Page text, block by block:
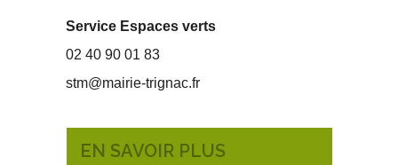
Service Espaces verts
02 40 90 01 83
stm@mairie-trignac.fr
EN SAVOIR PLUS